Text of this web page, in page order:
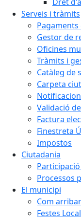
Serveis i tràmits
Pagaments
Gestor de
Oficines
Tràmits i
Catàleg de
Carpeta
Validació
Factura
Finestreta
Impostos
Ciutadania
Processos
El municipi
Com
Festes